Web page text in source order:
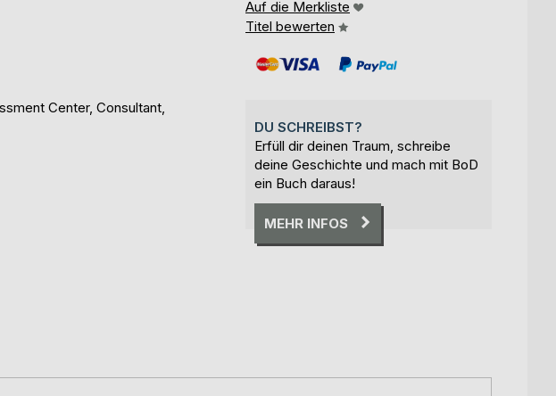
Center, Consultant,
Auf die Merkliste
Titel bewerten
DU SCHREIBST?
Erfüll dir deinen Traum, schreibe
deine Geschichte und mach mit BoD
ein Buch daraus!
MEHR INFOS